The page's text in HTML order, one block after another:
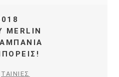
MERLIN
ΤΑΙΝΙΕΣ